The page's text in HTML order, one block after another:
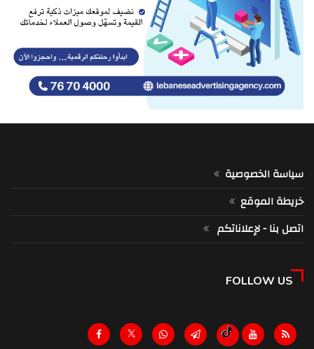
سياسة الخصوصية
خريطة الموقع
اتصل بنا - لإعلاناتكم
FOLLOW US